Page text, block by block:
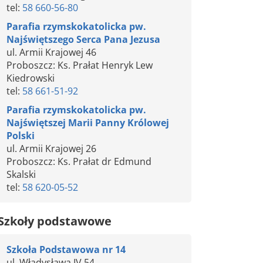
tel: 58 660-56-80
Parafia rzymskokatolicka pw.
Najświętszego Serca Pana Jezusa
ul. Armii Krajowej 46
Proboszcz: Ks. Prałat Henryk Lew
Kiedrowski
tel: 58 661-51-92
Parafia rzymskokatolicka pw.
Najświętszej Marii Panny Królowej
Polski
ul. Armii Krajowej 26
Proboszcz: Ks. Prałat dr Edmund
Skalski
tel: 58 620-05-52
podstawowe
Szkoła Podstawowa nr 14